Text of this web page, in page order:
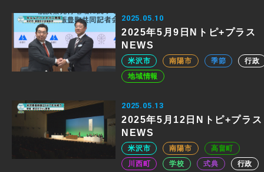
2025.05.10
2025年5月9日Nトピ+プラス
NEWS
米沢市 南陽市 季節
行政
地域情報
2025.05.13
2025年5月12日Nトピ+プラス
NEWS
米沢市 南陽市
高畠町
川西町
学校 式典 行政